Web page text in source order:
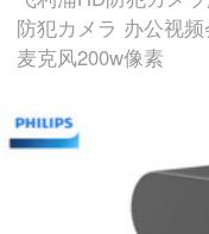
防犯カメラ 办公视
麦克风200w像素